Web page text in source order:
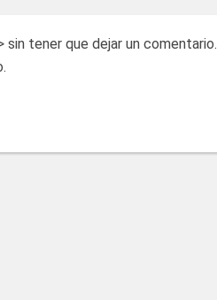
tener que dejar un comentario.